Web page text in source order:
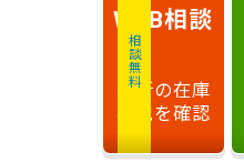
相談無料
WEB相談
最新の在庫
状況を確認